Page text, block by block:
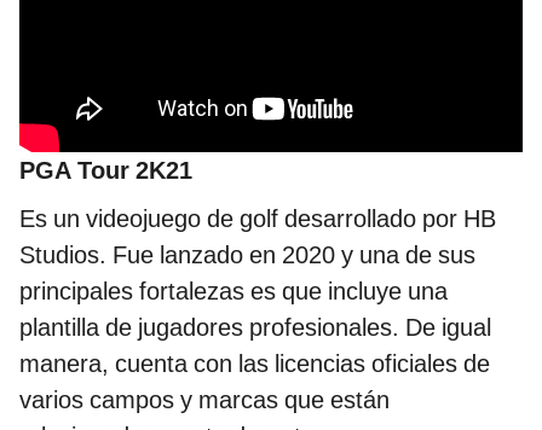
PGA Tour 2K21
Es un videojuego de golf desarrollado por HB
Studios. Fue lanzado en 2020 y una de sus
principales fortalezas es que incluye una
plantilla de jugadores profesionales. De igual
manera, cuenta con las licencias oficiales de
varios campos y marcas que están